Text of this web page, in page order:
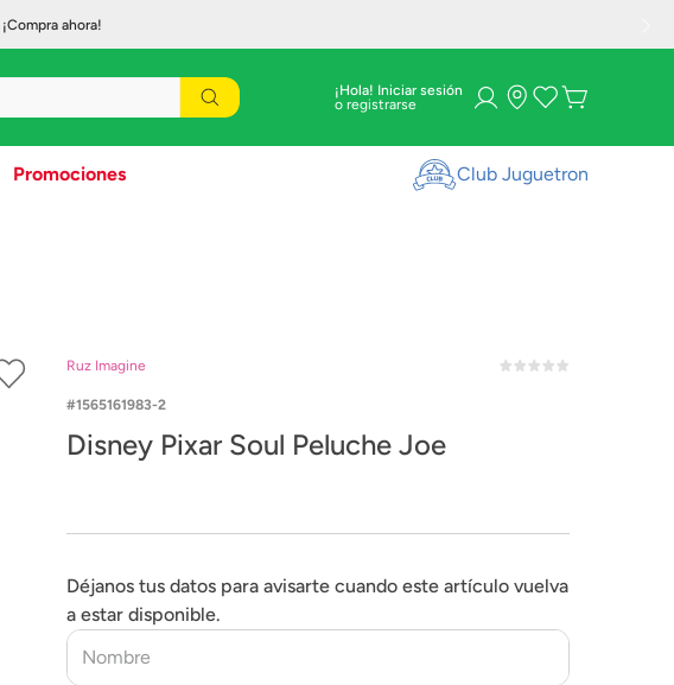
¡Compra ahora!
¡Hola! Iniciar sesión
Promociones Club Juguetron
Ruz Imagine
1565161983-2
Disney Pixar Soul Peluche Joe
Déjanos tus datos para avisarte cuando este artículo vuelva
a estar disponible.